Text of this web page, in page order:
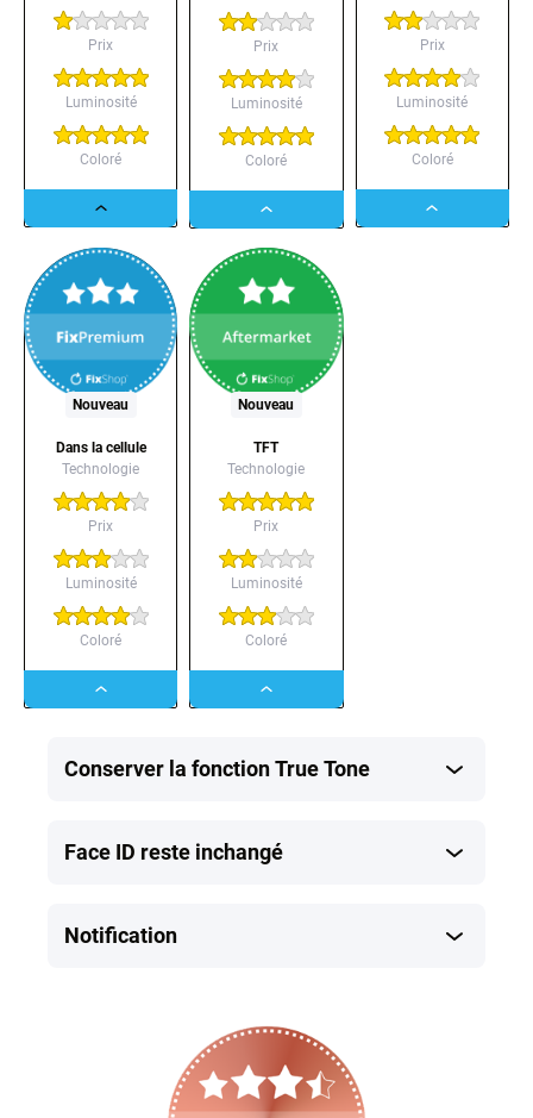
Prix
Luminosité
Coloré
Dropdown
button
Prix
Luminosité
Coloré
Dropdown
button
Prix
Luminosité
Coloré
Dropdown
Nouveau
Dans la cellule
Technologie
Prix
Luminosité
Coloré
Dropdown
Nouveau
TFT
Technologie
Prix
Luminosité
Coloré
Dropdown
Conserver la fonction True Tone
Face ID reste inchangé
Notification